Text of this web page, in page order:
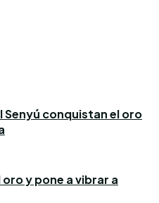
Senyú conquistan el oro
y pone a vibrar a